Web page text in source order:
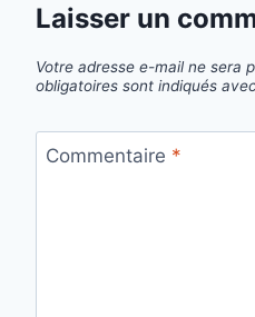
Laisser un
Votre adresse e-mail ne sera
obligatoires sont indiqués avec
Commentaire *